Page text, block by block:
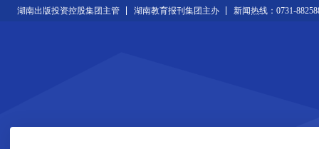
湖南出版投资控股集团主管 湖南教育报刊集团主办 新闻热线：0731-